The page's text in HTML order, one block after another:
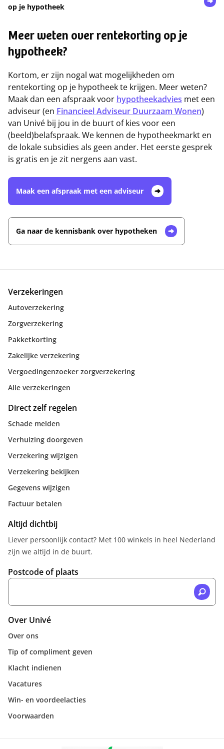
op je hypotheek
Meer weten over rentekorting op je
hypotheek?
Kortom, er zijn nogal wat mogelijkheden om
rentekorting op je hypotheek te krijgen. Meer weten?
Maak dan een afspraak voor hypotheekadvies met een
adviseur (en Financieel Adviseur Duurzaam Wonen)
van Univé bij jou in de buurt of kies voor een
(beeld)belafspraak. We kennen de hypotheekmarkt en
de lokale subsidies als geen ander. Het eerste gesprek
is gratis en je zit nergens aan vast.
Maak een afspraak met een adviseur
Ga naar de kennisbank over hypotheken
Verzekeringen
Autoverzekering
Zorgverzekering
Pakketkorting
Zakelijke verzekering
Vergoedingenzoeker zorgverzekering
Alle verzekeringen
Direct zelf regelen
Schade melden
Verhuizing doorgeven
Verzekering wijzigen
Verzekering bekijken
Gegevens wijzigen
Factuur betalen
Altijd dichtbij
Liever persoonlijk contact? Met 100 winkels in heel Nederland
zijn we altijd in de buurt.
Postcode of plaats
Over Univé
Over ons
Tip of compliment geven
Klacht indienen
Vacatures
Win- en voordeelacties
Voorwaarden